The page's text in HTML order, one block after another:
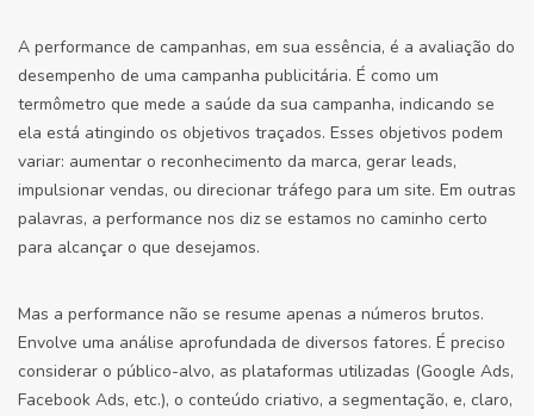
A performance de campanhas, em sua essência, é a avaliação do
desempenho de uma campanha publicitária. É como um
termômetro que mede a saúde da sua campanha, indicando se
ela está atingindo os objetivos traçados. Esses objetivos podem
variar: aumentar o reconhecimento da marca, gerar leads,
impulsionar vendas, ou direcionar tráfego para um site. Em outras
palavras, a performance nos diz se estamos no caminho certo
para alcançar o que desejamos.
Mas a performance não se resume apenas a números brutos.
Envolve uma análise aprofundada de diversos fatores. É preciso
considerar o público-alvo, as plataformas utilizadas (Google Ads,
Facebook Ads, etc.), o conteúdo criativo, a segmentação, e, claro,